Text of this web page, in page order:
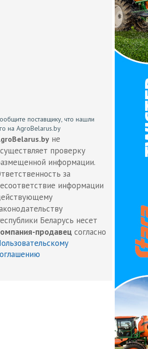
поставщику, что нашли
на AgroBelarus.by
не
проверку
информации.
за
информации
Беларусь несет
продавец согласно